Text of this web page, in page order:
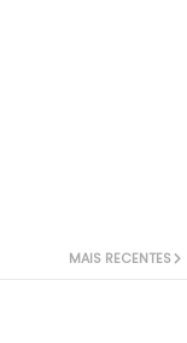
MAIS RECENTES